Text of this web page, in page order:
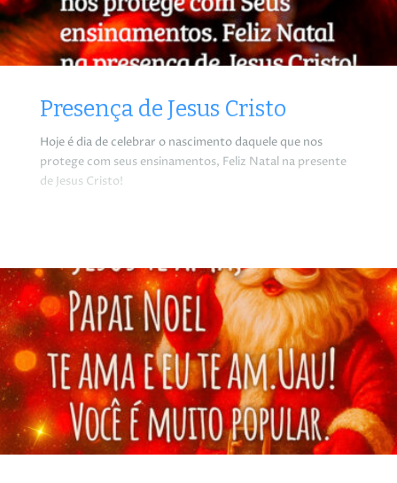
Presença de Jesus Cristo
Hoje é dia de celebrar o nascimento daquele que nos
protege com seus ensinamentos, Feliz Natal na presente
de Jesus Cristo!